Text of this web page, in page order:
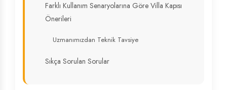
Farklı Kullanım Senaryolarına Göre Villa Kapısı
Önerileri
Uzmanımızdan Teknik Tavsiye
Sıkça Sorulan Sorular